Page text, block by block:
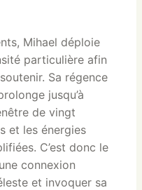
Mihael déploie
particulière afin
Sa régence
jusqu’à
de vingt
et les énergies
C’est donc le
connexion
et invoquer sa